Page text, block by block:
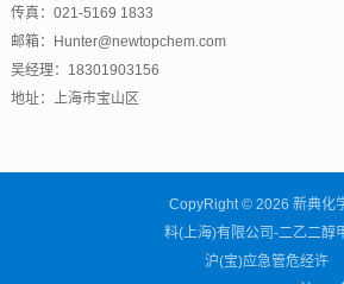
传真：021-5169 1833
邮箱：Hunter@newtopchem.com
吴经理：18301903156
地址：上海市宝山区
CopyRight © 2026 新典化
料(上海)有限公司-二乙二醇
沪(宝)应急管危经许